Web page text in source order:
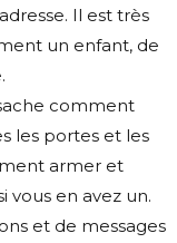
Il est très
un enfant, de
comment
les portes et les
armer et
vous en avez un.
et de messages